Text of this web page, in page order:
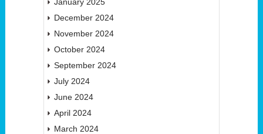
December 2024
November 2024
October 2024
September 2024
July 2024
June 2024
April 2024
March 2024